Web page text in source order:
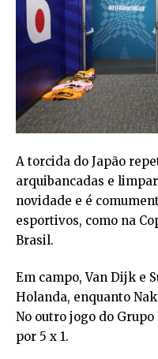
A torcida do Japão
arquibancadas e
novidade e é
esportivos, como na
Brasil.
Em campo, Van Dijk e
Holanda, enquanto
No outro jogo do Grupo
por 5 x 1.